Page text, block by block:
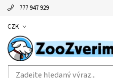
777 947 929
CZK